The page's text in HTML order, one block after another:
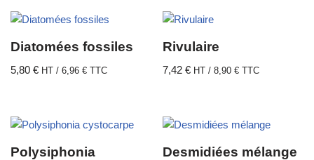
Diatomées fossiles
5,80 € HT / 6,96 € TTC
Rivulaire
7,42€ HT /8,90€ TTC
Polysiphonia
Desmidiées mélange